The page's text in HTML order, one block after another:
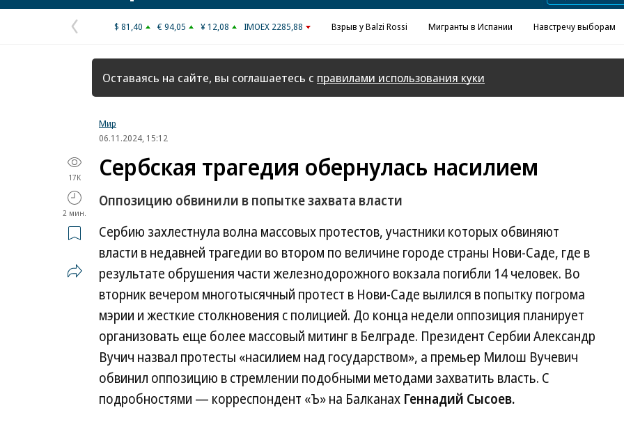
Предыдущая
страница
$ 81,40 € 94,05 ¥ 12,08 IMOEX 2285,88 Взрыв у Balzi Rossi Мигранты в Испании Навстречу выборам
Оставаясь на сайте, вы соглашаетесь с правилами использования куки
Мир
06.11.2024, 15:12
17K
2 мин.
Сербская трагедия обернулась насилием
Оппозицию обвинили в попытке захвата власти
Сербию захлестнула волна массовых протестов, участники которых обвиняют
власти в недавней трагедии во втором по величине городе страны Нови-Саде, где в
результате обрушения части железнодорожного вокзала погибли 14 человек. Во
вторник вечером многотысячный протест в Нови-Саде вылился в попытку погрома
мэрии и жесткие столкновения с полицией. До конца недели оппозиция планирует
организовать еще более массовый митинг в Белграде. Президент Сербии Александр
Вучич назвал протесты «насилием над государством», а премьер Милош Вучевич
обвинил оппозицию в стремлении подобными методами захватить власть. С
подробностями — корреспондент «Ъ» на Балканах Геннадий Сысоев.